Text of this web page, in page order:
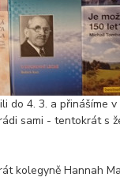
do 4. 3. a přinášíme
sami - tentokrát s
kolegyně Hannah